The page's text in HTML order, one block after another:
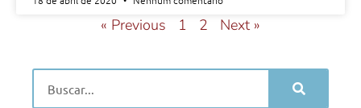
« Previous 1 2 Next »